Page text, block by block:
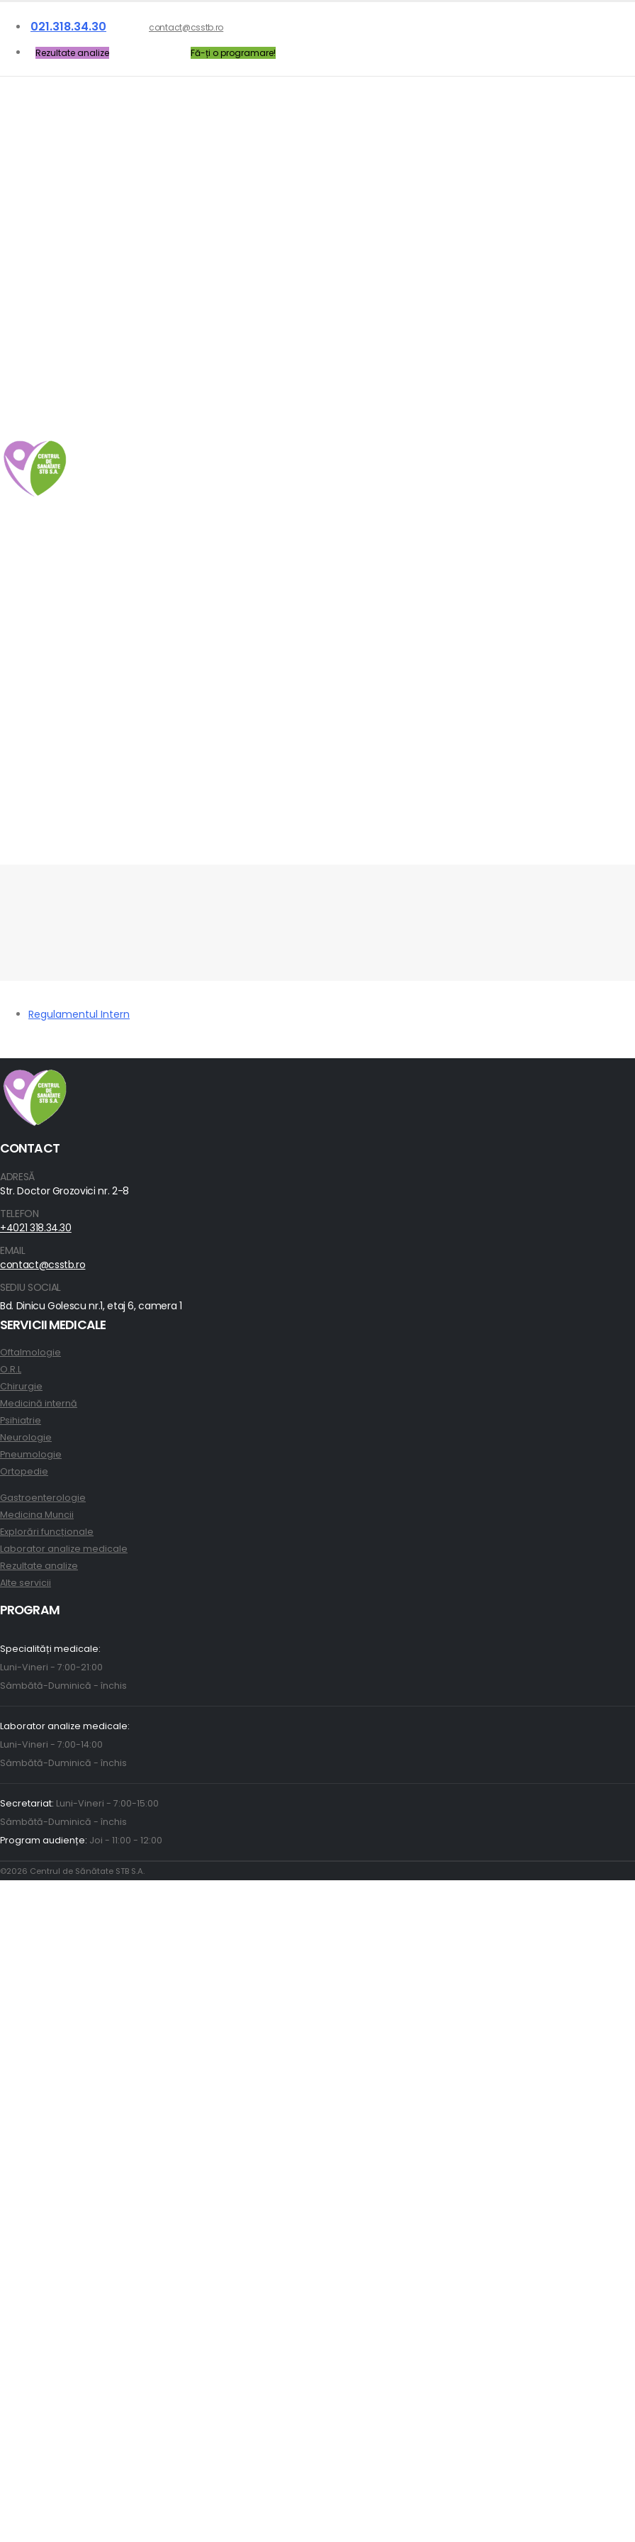
021.318.34.30 contact@csstb.ro
Rezultate analize Fă-ți o programare!
Regulamentul Intern
CONTACT
ADRESĂ
Str. Doctor Grozovici nr. 2-8
TELEFON
+4021 318.34.30
EMAIL
contact@csstb.ro
SEDIU SOCIAL
Bd. Dinicu Golescu nr.1, etaj 6, camera 1
SERVICII MEDICALE
Oftalmologie
O.R.L
Chirurgie
Medicină internă
Psihiatrie
Neurologie
Pneumologie
Ortopedie
Gastroenterologie
Medicina Muncii
Explorări funcționale
Laborator analize medicale
Rezultate analize
Alte servicii
PROGRAM
Specialități medicale:
Luni-Vineri - 7:00-21:00
Sâmbătă-Duminică - închis
Laborator analize medicale:
Luni-Vineri - 7:00-14:00
Sâmbătă-Duminică - închis
Secretariat: Luni-Vineri - 7:00-15:00
Sâmbătă-Duminică - închis
Program audiențe: Joi - 11:00 - 12:00
©2026 Centrul de Sănătate STB S.A.